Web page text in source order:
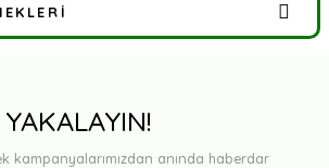
ürüne ilk yorumu siz yapın!
kampanyalarımızdan anında haberdar